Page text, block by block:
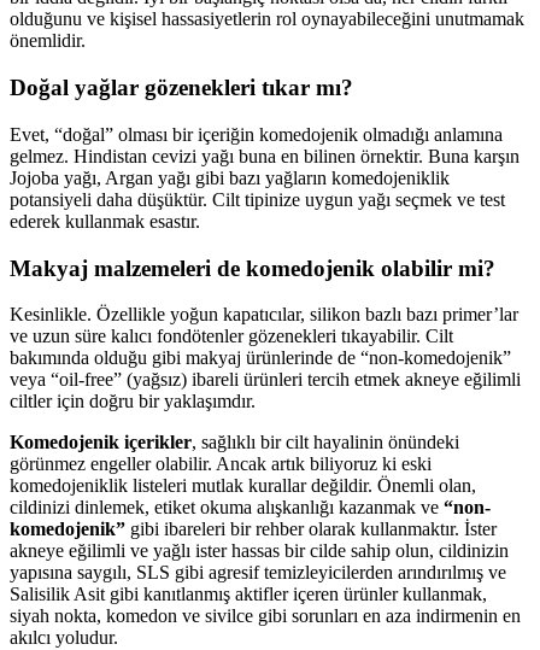
olduğunu ve kişisel hassasiyetlerin rol oynayabileceğini unutmamak
önemlidir.
Doğal yağlar gözenekleri tıkar mı?
Evet, “doğal” olması bir içeriğin komedojenik olmadığı anlamına
gelmez. Hindistan cevizi yağı buna en bilinen örnektir. Buna karşın
Jojoba yağı, Argan yağı gibi bazı yağların komedojeniklik
potansiyeli daha düşüktür. Cilt tipinize uygun yağı seçmek ve test
ederek kullanmak esastır.
Makyaj malzemeleri de komedojenik olabilir mi?
Kesinlikle. Özellikle yoğun kapatıcılar, silikon bazlı bazı primer’lar
ve uzun süre kalıcı fondötenler gözenekleri tıkayabilir. Cilt
bakımında olduğu gibi makyaj ürünlerinde de “non-komedojenik”
veya “oil-free” (yağsız) ibareli ürünleri tercih etmek akneye eğilimli
ciltler için doğru bir yaklaşımdır.
Komedojenik içerikler, sağlıklı bir cilt hayalinin önündeki
görünmez engeller olabilir. Ancak artık biliyoruz ki eski
komedojeniklik listeleri mutlak kurallar değildir. Önemli olan,
cildinizi dinlemek, etiket okuma alışkanlığı kazanmak ve “non-
komedojenik” gibi ibareleri bir rehber olarak kullanmaktır. İster
akneye eğilimli ve yağlı ister hassas bir cilde sahip olun, cildinizin
yapısına saygılı, SLS gibi agresif temizleyicilerden arındırılmış ve
Salisilik Asit gibi kanıtlanmış aktifler içeren ürünler kullanmak,
siyah nokta, komedon ve sivilce gibi sorunları en aza indirmenin en
akılcı yoludur.